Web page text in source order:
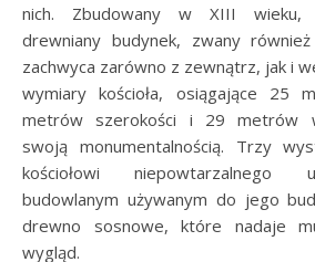
nich. Zbudowany w XIII wieku,
drewniany budynek, zwany
zachwyca zarówno z zewnątrz, jak i
wymiary kościoła, osiągające 25
metrów szerokości i 29 metrów
swoją monumentalnością. Trzy
kościołowi niepowtarzalnego
budowlanym używanym do jego
drewno sosnowe, które nadaje
wygląd.